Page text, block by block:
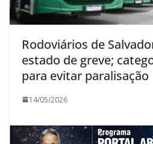
Rodoviários de
estado de greve;
para evitar paralisação
14/05/2026